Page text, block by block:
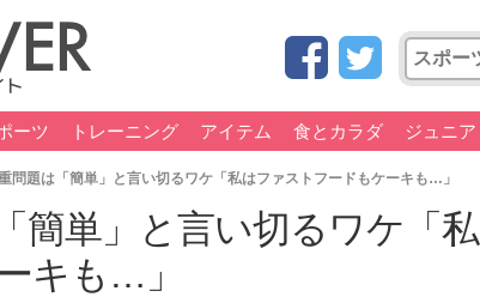
ーツ トレーニング アイテム 食とカラダ ジュニア
問題は「簡単」と言い切るワケ「私はファストフードもケーキも…」
簡単」と言い切るワケ「私
キも…」